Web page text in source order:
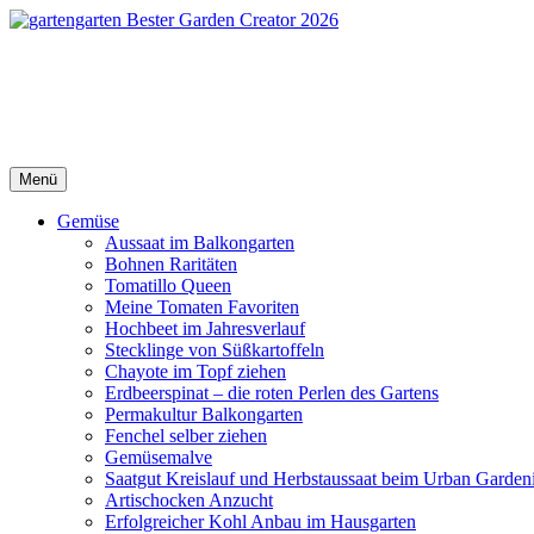
Direkt
Menü
Gemüse
Aussaat im Balkongarten
Bohnen Raritäten
Tomatillo Queen
Meine Tomaten Favoriten
Hochbeet im Jahresverlauf
Stecklinge von Süßkartoffeln
Chayote im Topf ziehen
Erdbeerspinat – die roten Perlen des Gartens
Permakultur Balkongarten
Fenchel selber ziehen
Gemüsemalve
Saatgut Kreislauf und Herbstaussaat beim Urban
Artischocken Anzucht
Erfolgreicher Kohl Anbau im Hausgarten